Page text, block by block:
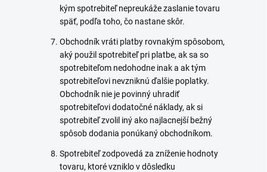
kým spotrebiteľ nepreukáže zaslanie tovaru
späť, podľa toho, čo nastane skôr.
Obchodník vráti platby rovnakým spôsobom,
aký použil spotrebiteľ pri platbe, ak sa so
spotrebiteľom nedohodne inak a ak tým
spotrebiteľovi nevzniknú ďalšie poplatky.
Obchodník nie je povinný uhradiť
spotrebiteľovi dodatočné náklady, ak si
spotrebiteľ zvolil iný ako najlacnejší bežný
spôsob dodania ponúkaný obchodníkom.
Spotrebiteľ zodpovedá za zníženie hodnoty
tovaru, ktoré vzniklo v dôsledku